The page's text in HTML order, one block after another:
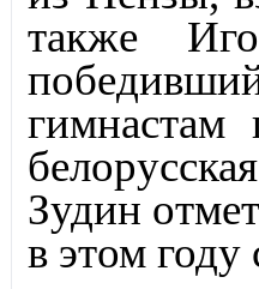
также
гимнастам
Зудин
в этом